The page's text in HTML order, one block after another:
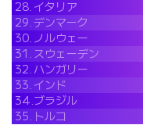
28. イタリア
29.デンマーク
30. ノルウェー
31. スウェーデン
32. ハンガリー
33. インド
34.ブラジル
35. トルコ